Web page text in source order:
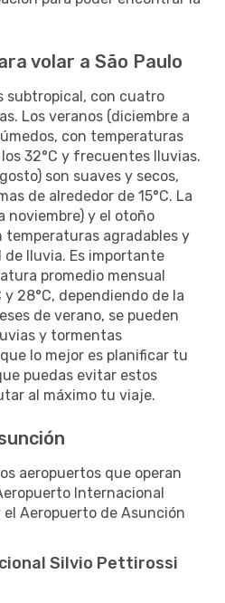
volar a São Paulo
subtropical, con cuatro
Los veranos (diciembre a
con temperaturas
32°C y frecuentes lluvias.
son suaves y secos,
de alrededor de 15°C. La
noviembre) y el otoño
temperaturas agradables y
de lluvia. Es importante
promedio mensual
28°C, dependiendo de la
de verano, se pueden
y tormentas
lo mejor es planificar tu
puedas evitar estos
al máximo tu viaje.
aeropuertos que operan
Internacional
Aeropuerto de Asunción
Silvio Pettirossi